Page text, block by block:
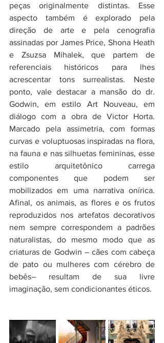
peças originalmente distintas. Esse
aspecto também é explorado pela
direção de arte e pela cenografia
assinadas por James Price, Shona Heath
e Zsuzsa Mihalek, que partem de
referenciais históricos para lhes
acrescentar tons surrealistas. Neste
ponto, vale destacar a mansão do dr.
Godwin, em estilo Art Nouveau, em
diálogo com a obra de Victor Horta.
Marcado pela assimetria, com formas
curvas e voluptuosas inspiradas na flora,
na fauna e nas silhuetas femininas, esse
estilo arquitetônico carrega
componentes que podem ser
mobilizados em uma narrativa onírica.
Afinal, os animais, as flores e os frutos
reproduzidos nos artefatos decorativos
nem sempre correspondem a padrões
naturalistas, do mesmo modo que as
criaturas de Godwin – cães com cabeça
de pato ou mulheres com cérebro de
bebês– resultam de sua livre
imaginação, sem condicionantes éticos.